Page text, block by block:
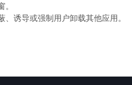
诱导或强制用户卸载其他应用。